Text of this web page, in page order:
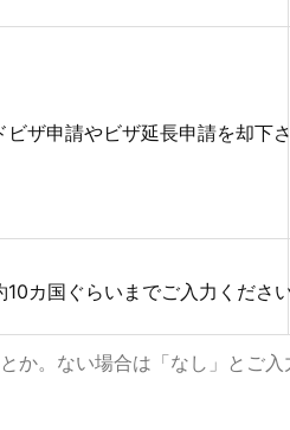
ビザ申請やビザ延長申請を却下
10カ国ぐらいまでご入力くださ